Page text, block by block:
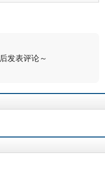
后发表评论～